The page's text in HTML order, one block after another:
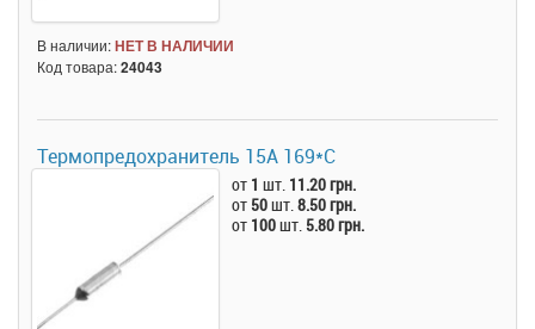
В наличии:НЕТ В НАЛИЧИИ
Код товара:24043
Термопредохранитель 15А 169*C
от 1 шт. 11.20 грн.
от 50шт.8.50 грн.
от 100шт. 5.80 грн.